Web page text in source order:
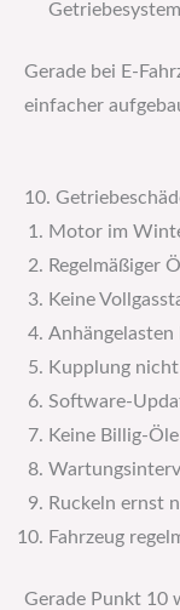
Gerade bei E-
einfacher
10.
Motor im
Regelmäßiger
Keine
Anhängelasten
Kupplung
Software-
Keine Billig-
Ruckeln ernst
Fahrzeug
Gerade Punkt 10